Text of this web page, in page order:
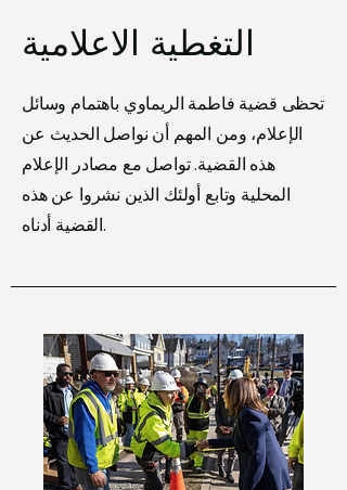
التغطية الاعلامية
تحظى قضية فاطمة الريماوي باهتمام وسائل
الإعلام، ومن المهم أن نواصل الحديث عن
هذه القضية. تواصل مع مصادر الإعلام
المحلية وتابع أولئك الذين نشروا عن هذه
القضية أدناه.